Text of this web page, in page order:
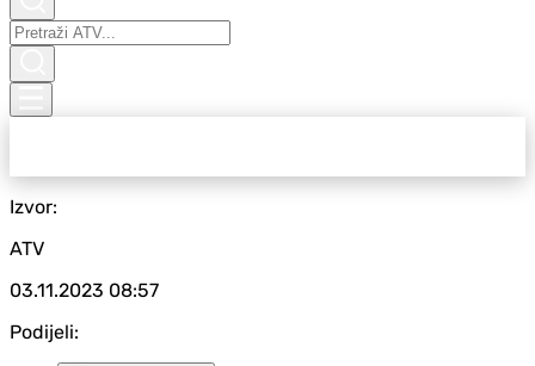
Izvor:
ATV
03.11.2023 08:57
Podijeli: